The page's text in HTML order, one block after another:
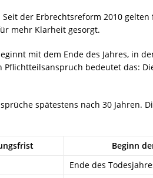
der Erbrechtsreform 2010
mehr Klarheit gesorgt.
mit dem Ende des Jahres, in
bedeutet das:
spätestens nach 30 Jahren.
Beginn
Ende des